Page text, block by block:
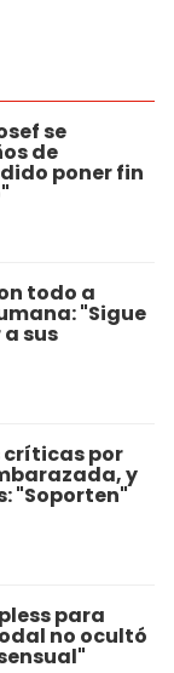
se
de
poner fin
todo a
"Sigue
sus
críticas por
y
"Soporten"
para
no ocultó